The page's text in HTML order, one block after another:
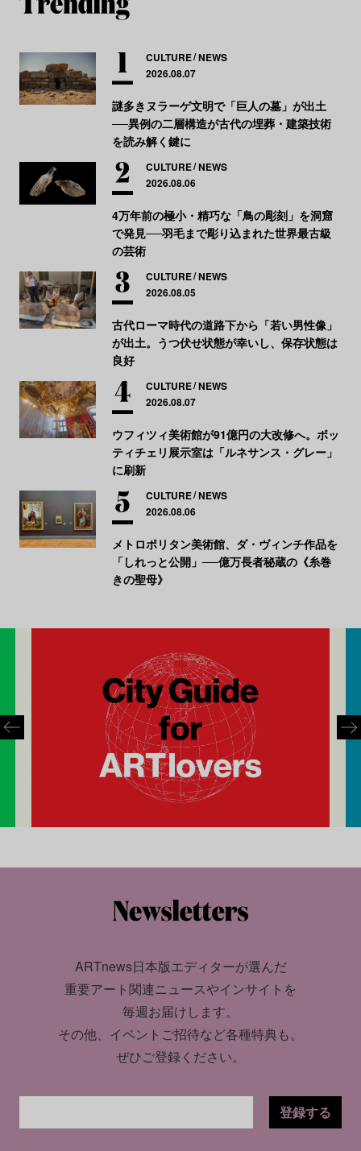
CULTURE NEWS
2026.08.07
謎多きヌラーゲ文明で「巨人の墓」が出土
──異例の二層構造が古代の埋葬・建築技術
を読み解く鍵に
CULTURE NEWS
2026.08.06
4万年前の極小・精巧な「鳥の彫刻」を洞窟
で発見──羽毛まで彫り込まれた世界最古級
の芸術
CULTURE NEWS
2026.08.05
古代ローマ時代の道路下から「若い男性像」
が出土。うつ伏せ状態が幸いし、保存状態は
良好
CULTURE NEWS
2026.08.07
ウフィツィ美術館が91億円の大改修へ。ボッ
ティチェリ展示室は「ルネサンス・グレー」
に刷新
CULTURE NEWS
2026.08.06
メトロポリタン美術館、ダ・ヴィンチ作品を
「しれっと公開」──億万長者秘蔵の《糸巻
きの聖母》
ARTnews日本版エディターが選んだ
重要アート関連ニュースやインサイトを
毎週お届けします。
その他、イベントご招待など各種特典も。
ぜひご登録ください。
登録する